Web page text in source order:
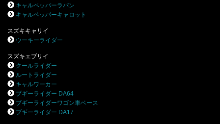
キャルペッパーラパン
キャルペッパーキャロット
スズキキャリイ
ウーキーライダー
スズキエブリイ
クールライダー
ルートライダー
キャルワーカー
ブギーライダー DA64
ブギーライダーワゴン車ベース
ブギーライダー DA17